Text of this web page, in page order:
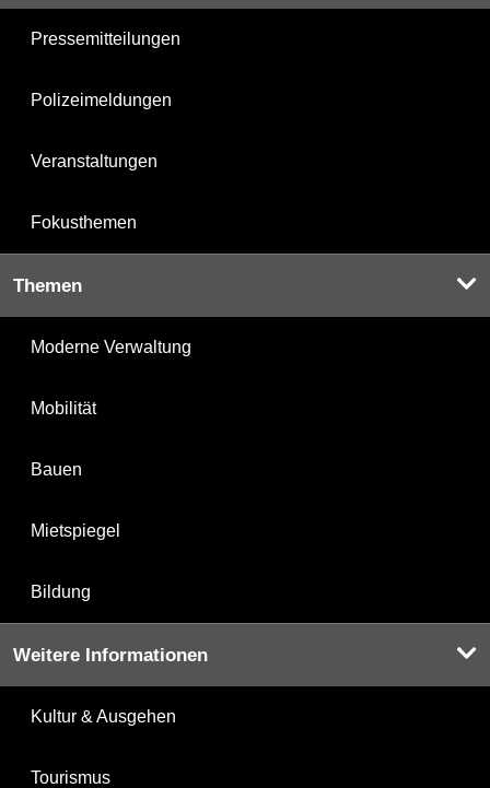
Pressemitteilungen
Polizeimeldungen
Veranstaltungen
Fokusthemen
Themen
Moderne Verwaltung
Mobilität
Bauen
Mietspiegel
Bildung
Weitere Informationen
Kultur & Ausgehen
Tourismus